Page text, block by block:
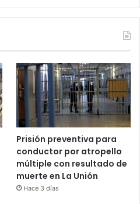
Prisión preventiva para
conductor por atropello
múltiple con resultado de
muerte en La Unión
Hace 3 días